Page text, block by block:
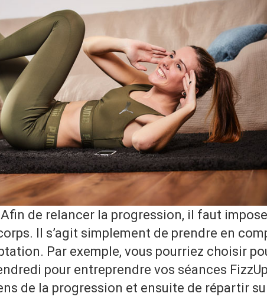
Afin de relancer la progression, il faut
Il s’agit simplement de prendre en
Par exemple, vous pourriez choisir
pour entreprendre vos séances FizzUp
de la progression et ensuite de répartir